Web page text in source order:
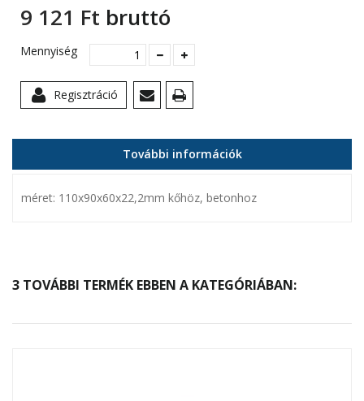
9 121 Ft‎ bruttó
Mennyiség
Regisztráció
További információk
méret: 110x90x60x22,2mm kőhöz, betonhoz
3 TOVÁBBI TERMÉK EBBEN A KATEGÓRIÁBAN: